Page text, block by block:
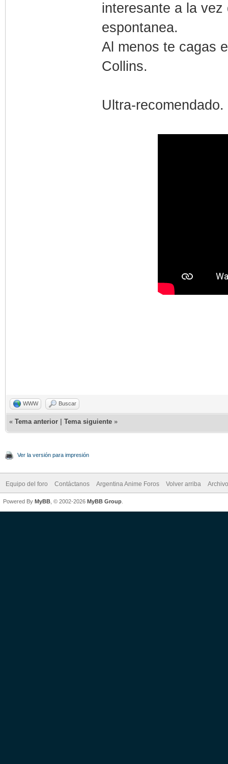
interesante a la
espontanea.
Al menos te cagas
Collins.
Ultra-recomendado.
WWW Buscar
« Tema anterior Tema siguiente »
Ver la versión para impresión
Equipo del foro Contáctanos Argentina Anime Foros Volver arriba
Powered By MyBB , © 2002-2026 MyBB Group